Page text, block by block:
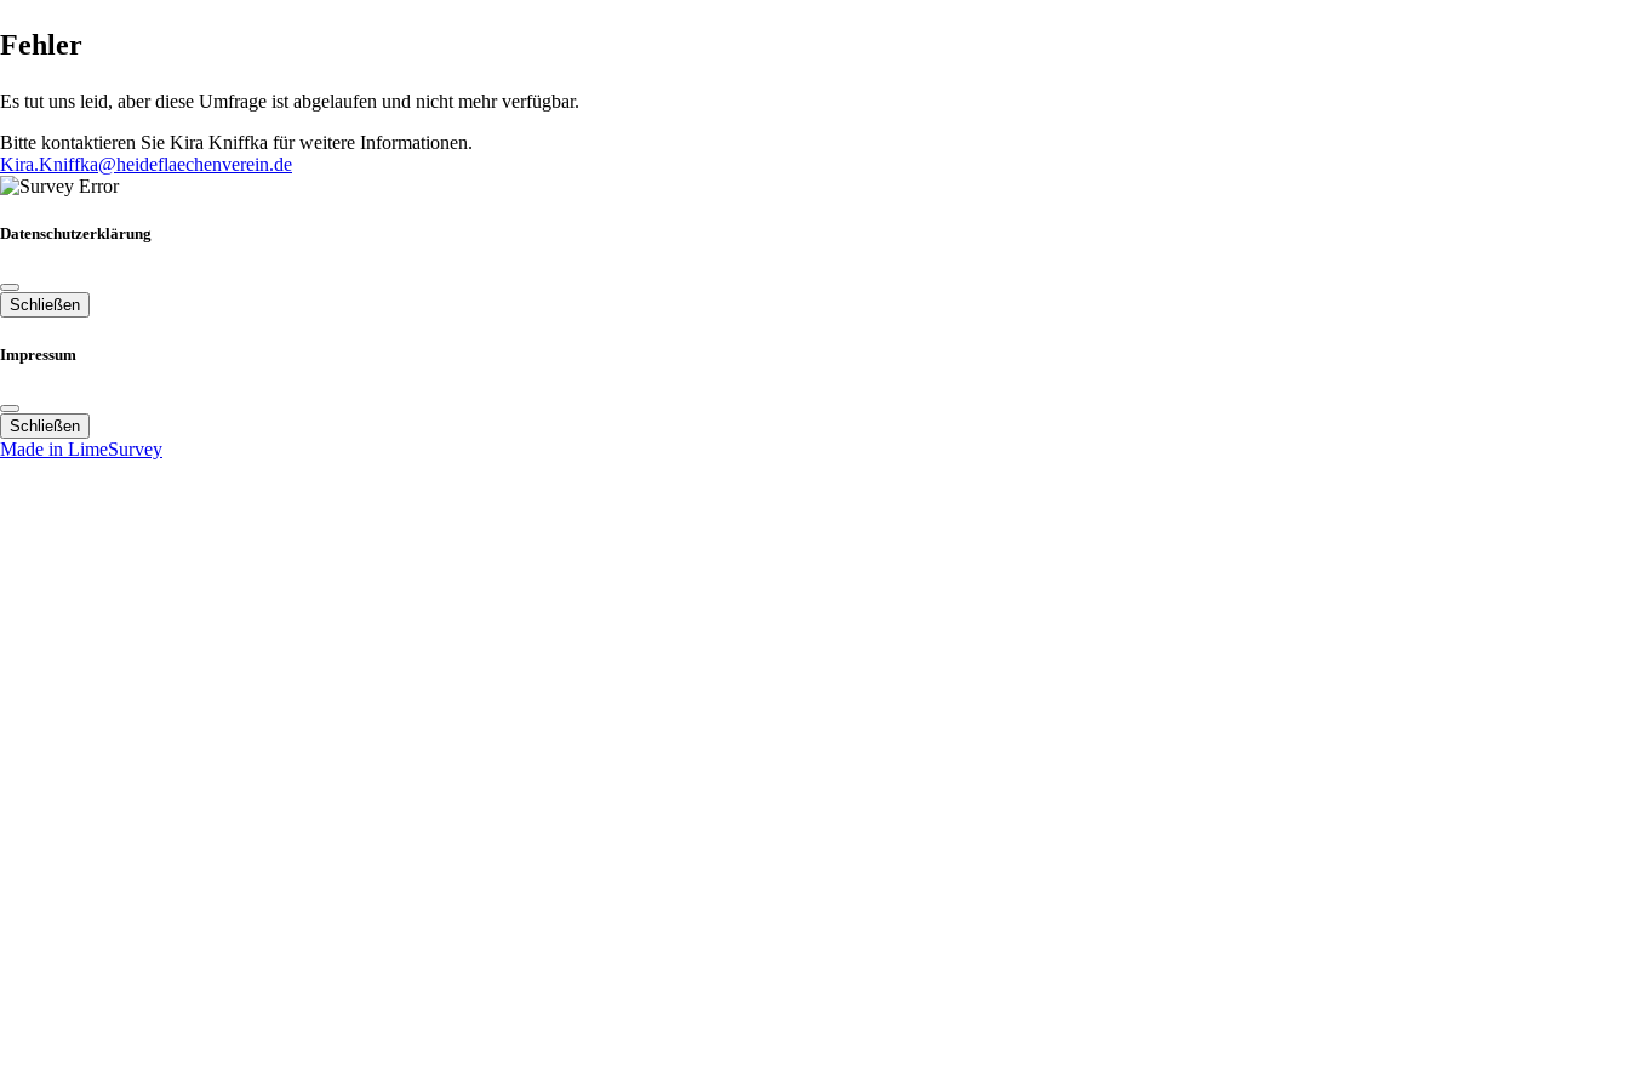
Fehler
Es tut uns leid, aber diese Umfrage ist abgelaufen und nicht mehr verfügbar.
Bitte kontaktieren Sie Kira Kniffka für weitere Informationen.
Kira.Kniffka@heideflaechenverein.de
Datenschutzerklärung
Schließen
Impressum
Schließen
Made in LimeSurvey